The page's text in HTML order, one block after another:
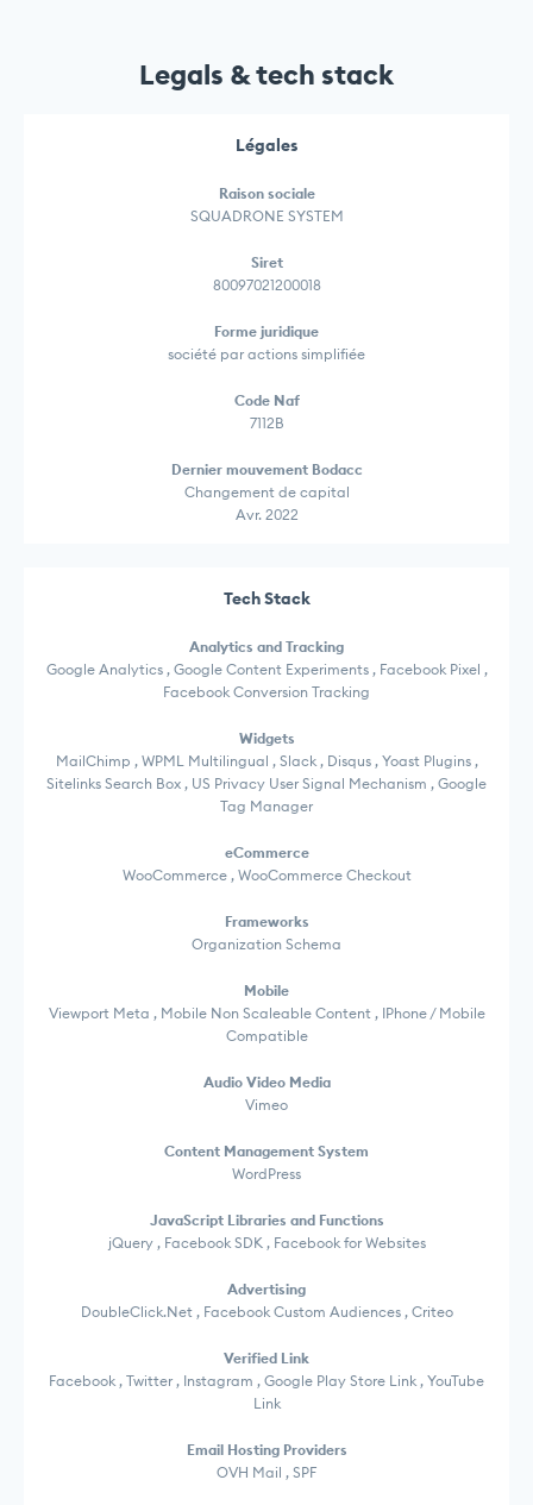
Legals & tech stack
Légales
Raison sociale
SQUADRONE SYSTEM
Siret
80097021200018
Forme juridique
société par actions simplifiée
Code Naf
7112B
Dernier mouvement Bodacc
Changement de capital
Avr. 2022
Tech Stack
Analytics and Tracking
Google Analytics , Google Content Experiments , Facebook Pixel ,
Facebook Conversion Tracking
Widgets
MailChimp , WPML Multilingual , Slack , Disqus , Yoast Plugins ,
Sitelinks Search Box , US Privacy User Signal Mechanism , Google
Tag Manager
eCommerce
WooCommerce , WooCommerce Checkout
Frameworks
Organization Schema
Mobile
Viewport Meta , Mobile Non Scaleable Content , IPhone / Mobile
Compatible
Audio Video Media
Vimeo
Content Management System
WordPress
JavaScript Libraries and Functions
jQuery , Facebook SDK , Facebook for Websites
Advertising
DoubleClick.Net , Facebook Custom Audiences , Criteo
Verified Link
Facebook , Twitter , Instagram , Google Play Store Link , YouTube
Link
Email Hosting Providers
OVH Mail , SPF